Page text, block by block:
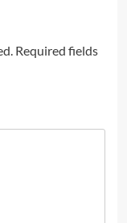
Required fields